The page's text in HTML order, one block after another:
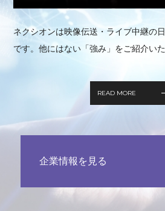
ネクシオンは映像伝送・ライブ中継の
です。他にはない「強み」をご紹介い
READ MORE
企業情報を見る